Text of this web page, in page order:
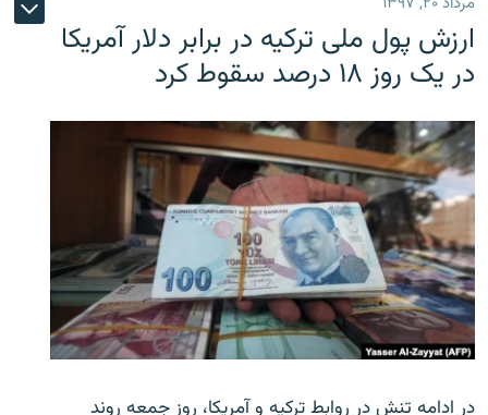
ارزش پول ملی ترکیه در برابر دلار آمریکا
در یک روز ۱۸ درصد سقوط کرد
در ادامه تنش در روابط ترکیه و آمریکا، روز جمعه روند